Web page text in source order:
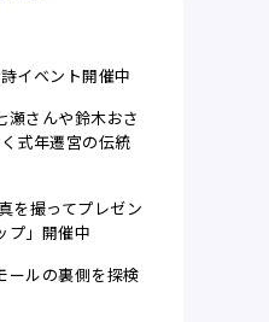
イベント開催中
瀬さんや鈴木おさ
式年遷宮の伝統
を撮ってプレゼン
プ」開催中
ールの裏側を探検